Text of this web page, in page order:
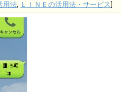
用法, ＬＩＮＥの活用法・サービス